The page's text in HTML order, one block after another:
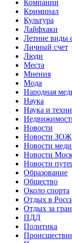
Компании
Криминал
Культура
Лайфхаки
Летние виды
Личный счет
Люди
Места
Мнения
Мода
Народная
Наука
Наука и
Новости
Новости ЗОЖ
Новости
Новости
Новости
Образование
Общество
Около спорта
Отдых в
Отдых за
ПДД
Политика